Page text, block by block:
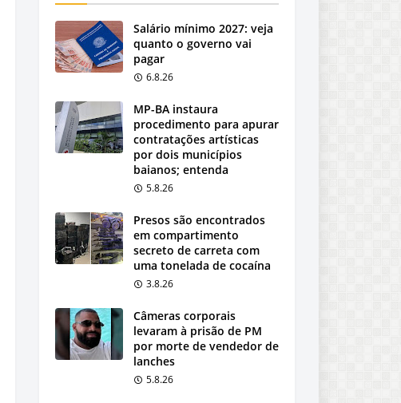
Salário mínimo 2027: veja
quanto o governo vai
pagar
6.8.26
MP-BA instaura
procedimento para apurar
contratações artísticas
por dois municípios
baianos; entenda
5.8.26
Presos são encontrados
em compartimento
secreto de carreta com
uma tonelada de cocaína
3.8.26
Câmeras corporais
levaram à prisão de PM
por morte de vendedor de
lanches
5.8.26